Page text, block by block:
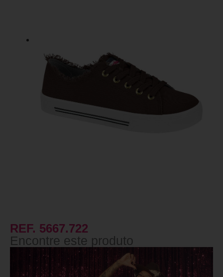
REF. 5667.722
Encontre este produto